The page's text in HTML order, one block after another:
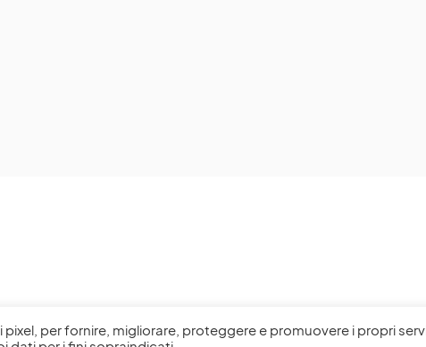
per fornire, migliorare, proteggere e promuovere i propri